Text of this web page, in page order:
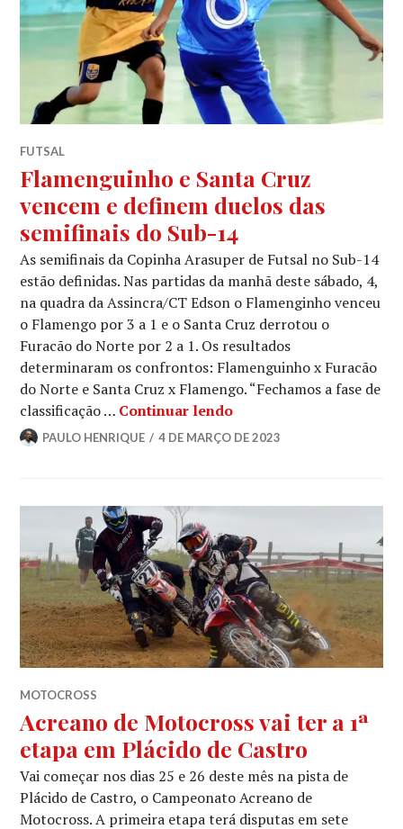
FUTSAL
Flamenguinho e Santa Cruz
vencem e definem duelos das
semifinais do Sub-14
As semifinais da Copinha Arasuper de Futsal no Sub-14
estão definidas. Nas partidas da manhã deste sábado, 4,
na quadra da Assincra/CT Edson o Flamenginho venceu
o Flamengo por 3 a 1 e o Santa Cruz derrotou o
Furacão do Norte por 2 a 1. Os resultados
determinaram os confrontos: Flamenguinho x Furacão
do Norte e Santa Cruz x Flamengo. “Fechamos a fase de
classificação … Continuar lendo
PAULO HENRIQUE 4 DE MARÇO DE 2023
MOTOCROSS
Acreano de Motocross vai ter a 1ª
etapa em Plácido de Castro
Vai começar nos dias 25 e 26 deste mês na pista de
Plácido de Castro, o Campeonato Acreano de
Motocross. A primeira etapa terá disputas em sete